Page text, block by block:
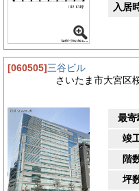
入居
[060505]三谷ビル
さいたま市大宮区
最寄
竣
階
坪